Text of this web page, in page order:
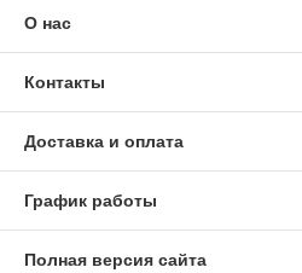
О нас
Контакты
Доставка и оплата
График работы
Полная версия сайта